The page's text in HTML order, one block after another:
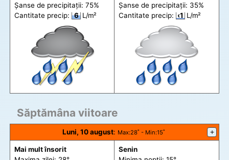
Șanse de precipitații: 75%
Cantitate precip:
6 L/m²
Șanse de precipitații: 35%
Cantitate precip: ‹1 L/m²
Săptămâna viitoare
Luni, 10 august: Max:28˚ - Min:15˚ +
Mai mult însorit
Senin